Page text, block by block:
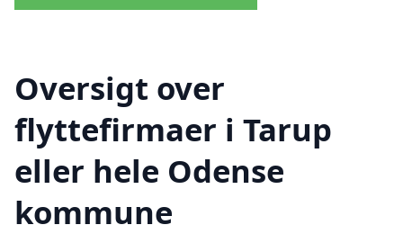
Oversigt over
flyttefirmaer i Tarup
eller hele Odense
kommune